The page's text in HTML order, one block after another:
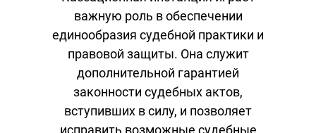
важную роль в обеспечении
единообразия судебной практики и
правовой защиты. Она служит
дополнительной гарантией
законности судебных актов,
вступивших в силу, и позволяет
исправить возможные судебные